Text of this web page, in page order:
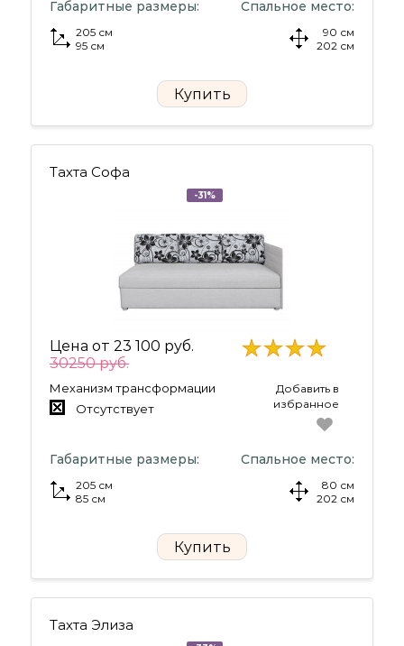
Габаритные размеры:
205 см
95 см
Спальное место:
90 см
202 см
Купить
Тахта Софа
-31%
Цена от 23 100 руб.
30250 руб.
Механизм трансформации
Отсутствует
Добавить в
избранное
Габаритные размеры:
205 см
85 см
Спальное место:
80 см
202 см
Купить
Тахта Элиза